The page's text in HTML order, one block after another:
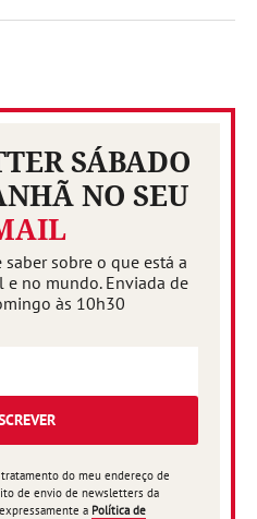
SÁBADO
NO SEU
sobre o que está a
e no mundo. Enviada de
às 10h30
do meu endereço de
de envio de newsletters da
a Política de